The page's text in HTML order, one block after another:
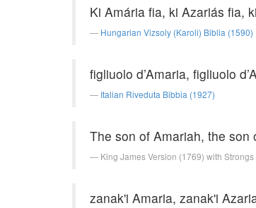
Ki Amária fia, ki Azariás fia,
Hungarian Vizsoly (Karoli) Biblia (1590)
figliuolo d’Amaria, figliuolo
Italian Riveduta Bibbia (1927)
The son of Amariah, the
King James Version (1769) with
zanak'i Amaria, zanak'i